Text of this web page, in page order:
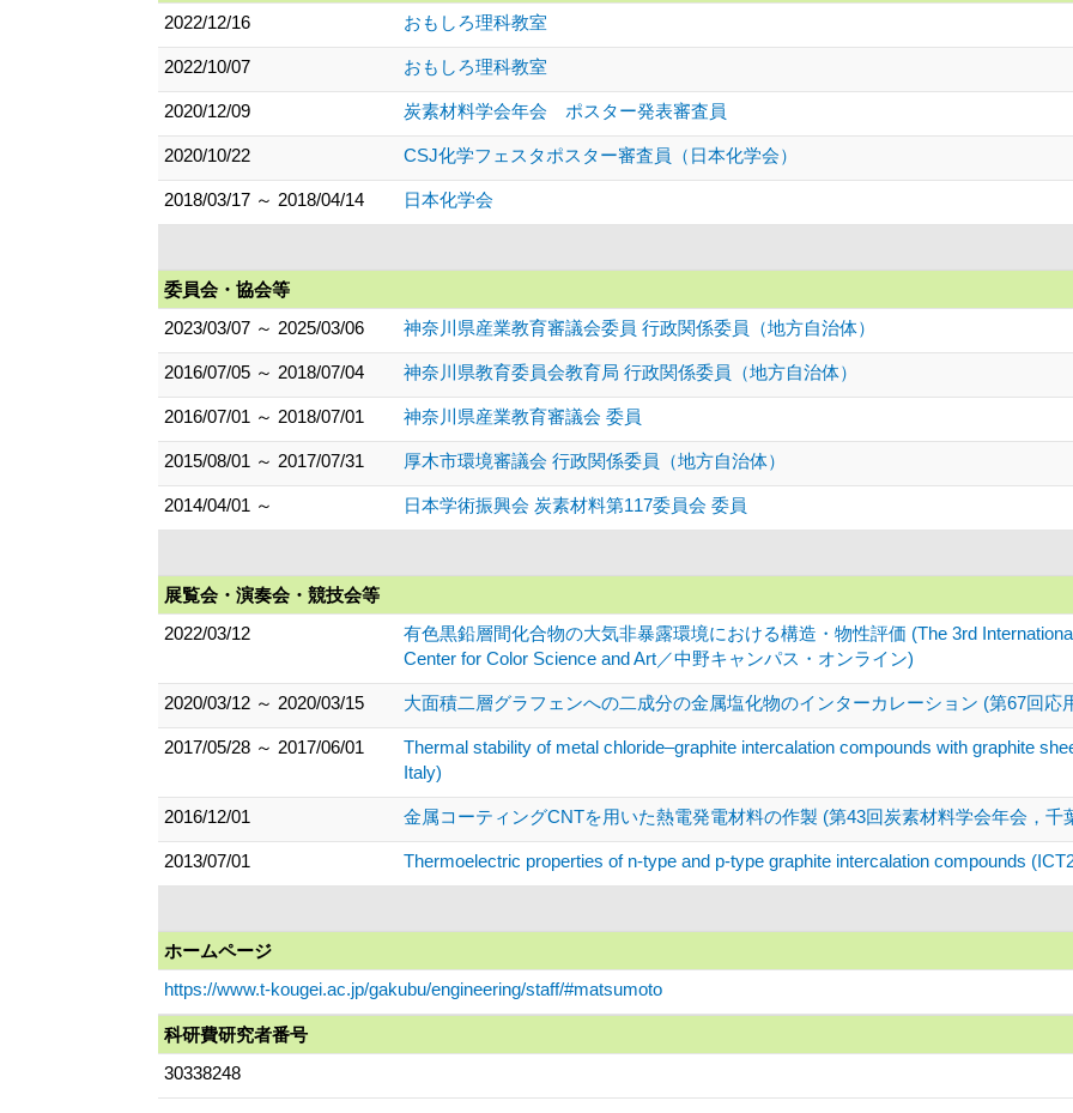
2022/12/16
おもしろ理科教室
2022/10/07 おもしろ理科教室
2020/12/09 炭素材料学会年会 ポスター発表審査員
2020/10/22 CSJ化学フェスタポスター審査員（日本化学会）
2018/03/17 ～ 2018/04/14 日本化学会
委員会・協会等
2023/03/07 ～ 2025/03/06
神奈川県産業教育審議会委員 行政関係委員（地方自治体）
2016/07/05 ～ 2018/07/04 神奈川県教育委員会教育局 行政関係委員（地方自治体）
2016/07/01 ～ 2018/07/01 神奈川県産業教育審議会 委員
2015/08/01 ～ 2017/07/31 厚木市環境審議会 行政関係委員（地方自治体）
2014/04/01 ～ 日本学術振興会 炭素材料第117委員会 委員
展覧会・演奏会・競技会等
2022/03/12
有色黒鉛層間化合物の大気非暴露環境における構造・物性評価 (The 3rd
Center for Color Science and Art／中野キャンパス・オンライン)
2020/03/12 ～ 2020/03/15 大面積二層グラフェンへの二成分の金属塩化物のインターカレーション (第67回応
2017/05/28 ～ 2017/06/01
Thermal stability of metal chloride–graphite intercalation compounds with graphite
Italy)
2016/12/01 金属コーティングCNTを用いた熱電発電材料の作製 (第43回炭素材料学会年会，千
2013/07/01 Thermoelectric properties of n-type and p-type graphite intercalation compounds
ホームページ
https://www.t-kougei.ac.jp/gakubu/engineering/staff/#matsumoto
科研費研究者番号
30338248